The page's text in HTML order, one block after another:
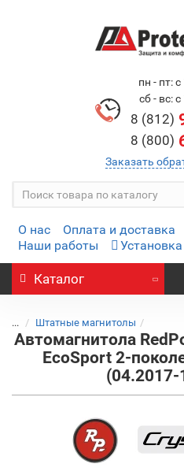
пн - пт:
сб - вс:
8 (812)
8 (800)
Заказать
О нас Оплата и доставка
Наши работы
Установка
Каталог
... Штатные магнитолы
Автомагнитола
EcoSport 2-